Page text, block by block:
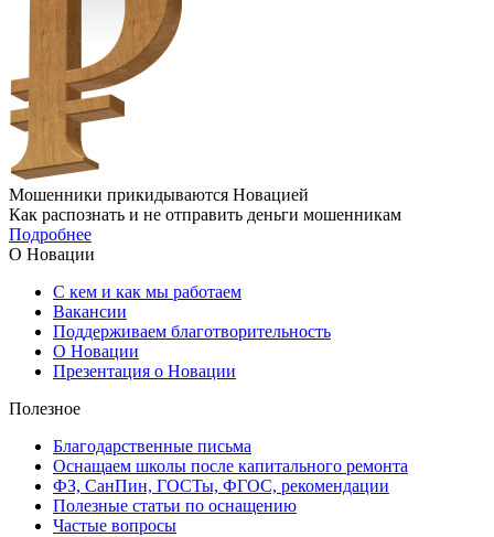
Мошенники прикидываются Новацией
Как распознать и не отправить деньги мошенникам
Подробнее
О Новации
С кем и как мы работаем
Вакансии
Поддерживаем благотворительность
О Новации
Презентация о Новации
Полезное
Благодарственные письма
Оснащаем школы после капитального ремонта
ФЗ, СанПин, ГОСТы, ФГОС, рекомендации
Полезные статьи по оснащению
Частые вопросы